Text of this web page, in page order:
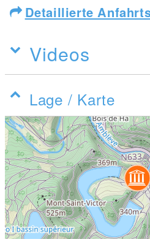
Detaillierte
Videos
Lage / Karte